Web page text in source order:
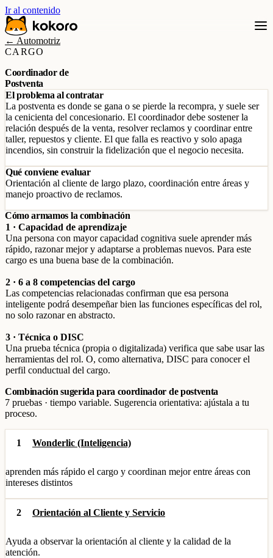
Ir al contenido
← Automotriz
CARGO
Coordinador de
Postventa
El problema al contratar
La postventa es donde se gana o se pierde la recompra, y suele ser
la cenicienta del concesionario. El coordinador debe sostener la
relación después de la venta, resolver reclamos y coordinar entre
taller, repuestos y cliente. El que falla es reactivo y solo apaga
incendios, sin construir la fidelización que el negocio necesita.
Qué conviene evaluar
Orientación al cliente de largo plazo, coordinación entre áreas y
manejo proactivo de reclamos.
Cómo armamos la combinación
1 · Capacidad de aprendizaje
Una persona con mayor capacidad cognitiva suele aprender más
rápido, razonar mejor y adaptarse a problemas nuevos. Para este
cargo es una buena base de la combinación.
2 · 6 a 8 competencias del cargo
Las competencias relacionadas confirman que esa persona
inteligente podrá desempeñar bien las funciones específicas del rol,
no solo razonar en abstracto.
3 · Técnica o DISC
Una prueba técnica (propia o digitalizada) verifica que sabe usar las
herramientas del rol. O, como alternativa, DISC para conocer el
perfil conductual del cargo.
Combinación sugerida para coordinador de postventa
7 pruebas · tiempo variable. Sugerencia orientativa: ajústala a tu
proceso.
1 Wonderlic (Inteligencia)
aprenden más rápido el cargo y coordinan mejor entre áreas con
intereses distintos
2 Orientación al Cliente y Servicio
Ayuda a observar la orientación al cliente y la calidad de la
atención.